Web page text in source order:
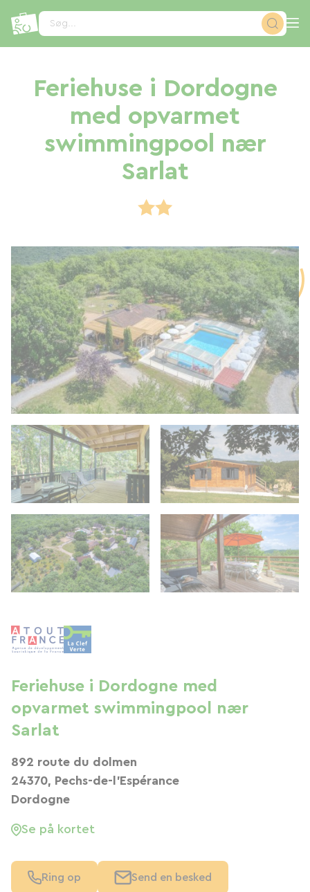
Søg...
Feriehuse i Dordogne
med opvarmet
swimmingpool nær
Sarlat
Feriehuse i Dordogne med
opvarmet swimmingpool nær
Sarlat
892 route du dolmen
24370, Pechs-de-l'Espérance
Dordogne
Se på kortet
Ring op Send en besked
CCookie-styringspanel